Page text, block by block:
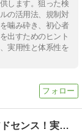
します。狙った検
の活用法、規制対
噛み砕き、初心者
出すためのヒント
実用性と体系性を
初心者がブログで稼ぐならアドセンス！実践記やノウハウ更新中♪